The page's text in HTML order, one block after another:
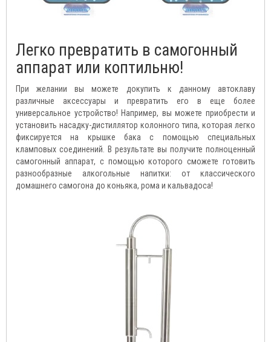
Легко превратить в самогонный
аппарат или коптильню!
При желании вы можете докупить к данному автоклаву
различные аксессуары и превратить его в еще более
универсальное устройство! Например, вы можете приобрести и
установить насадку-дистиллятор колонного типа, которая легко
фиксируется на крышке бака с помощью специальных
кламповых соединений. В результате вы получите полноценный
самогонный аппарат, с помощью которого сможете готовить
разнообразные алкогольные напитки: от классического
домашнего самогона до коньяка, рома и кальвадоса!